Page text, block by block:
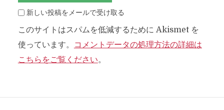
新しい投稿をメールで受け取る
このサイトはスパムを低減するために Akismet を
使っています。
コメントデータの処理方法の詳細は
こちらをご覧ください。